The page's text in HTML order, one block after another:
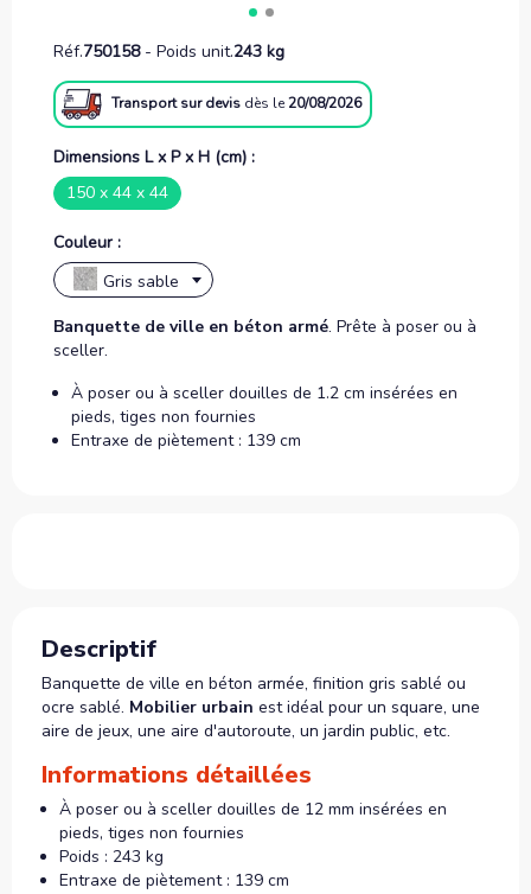
Réf.750158- Poids unit.243 kg
Transport sur devis dès le20/08/2026
Dimensions L x P x H (cm) :
150 x 44 x 44
Couleur :
Gris sable
Banquette de ville en béton armé. Prête à poser ou à
sceller.
À poser ou à sceller douilles de 1.2 cm insérées en
pieds, tiges non fournies
Entraxe de piètement : 139 cm
Descriptif
Banquette de ville en béton armée, finition gris sablé ou
ocre sablé. Mobilier urbain est idéal pour un square, une
aire de jeux, une aire d'autoroute, un jardin public, etc.
Informations détaillées
À poser ou à sceller douilles de 12 mm insérées en
pieds, tiges non fournies
Poids : 243 kg
Entraxe de piètement : 139 cm